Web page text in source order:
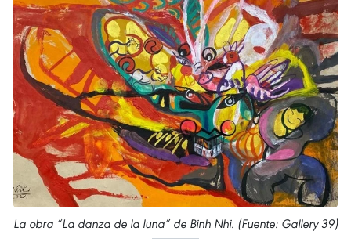
La obra “La danza de la luna” de Binh Nhi. (Fuente: Gallery 39)